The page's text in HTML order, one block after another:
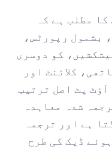
مطلب ہے کہ
بشمول رپورٹس،
کو دوسری
کلائنٹ اور
پٹ اصل ترتیب
شدہ معاہدہ
ہے اور ترجمہ
ڈیک کی طرح